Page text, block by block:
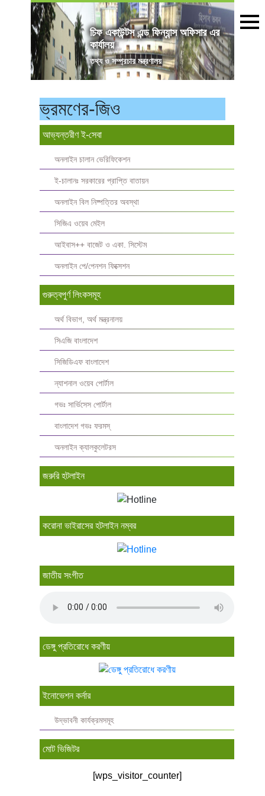
চিফ একাউন্টস এন্ড ফিন্যান্স অফিসার এর
কার্যালয়
তথ্য ও সম্প্রচার মন্ত্রণালয়
ভ্রমণের-জিও
আভ্যন্তরীণ ই-সেবা
অনলাইন চালান ভেরিফিকেশন
ই-চালানঃ সরকারের প্রাপ্তি বাতায়ন
অনলাইন বিল নিষ্পত্তির অবস্থা
সিজিএ ওয়েব মেইল
আইবাস++ বাজেট ও একা. সিস্টেম
অনলাইন পে/পেনশন ফিক্সেশন
গুরুত্বপুর্ণ লিংকসমূহ
অর্থ বিভাগ, অর্থ মন্ত্রনালয়
সিএজি বাংলাদেশ
সিজিডিএফ বাংলাদেশ
ন্যাশনাল ওয়েব পোর্টাল
গভঃ সার্ভিসেস পোর্টাল
বাংলাদেশ গভঃ ফরমস্‌
অনলাইন ক্যালকুলেটরস
জরুরি হটলাইন
করোনা ভাইরাসের হটলাইন নম্বর
জাতীয় সংগীত
ডেঙ্গু প্রতিরোধে করণীয়
ইনোভেশন কর্নার
উদ্ভাবনী কার্যক্রমসমূহ
মোট ভিজিটর
[wps_visitor_counter]